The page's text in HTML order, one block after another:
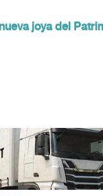
joya del